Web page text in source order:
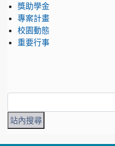
獎助學金
專案計畫
校園動態
重要行事